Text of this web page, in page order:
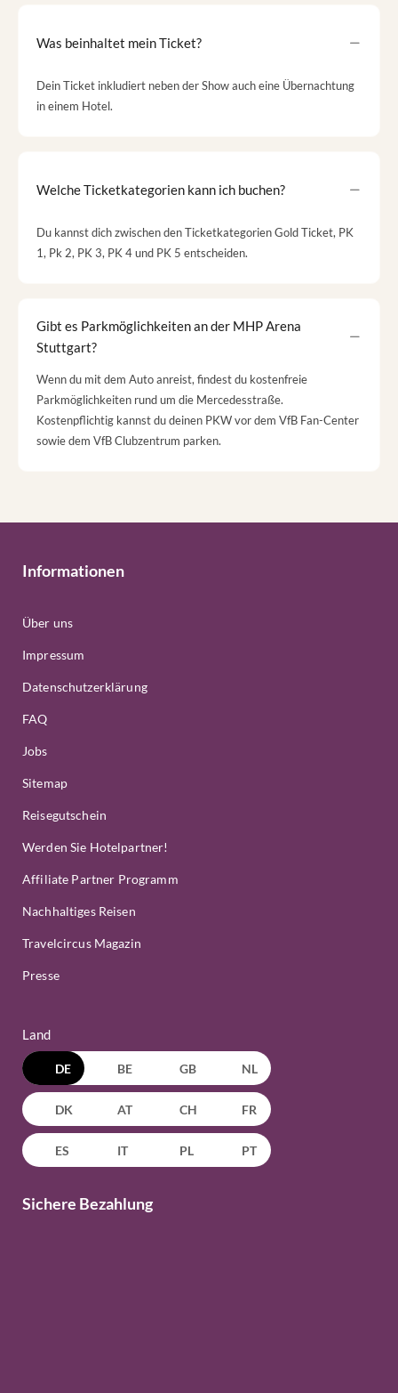
Was beinhaltet mein Ticket?
Dein Ticket inkludiert neben der Show auch eine Übernachtung
in einem Hotel.
Welche Ticketkategorien kann ich buchen?
Du kannst dich zwischen den Ticketkategorien Gold Ticket, PK
1, Pk 2, PK 3, PK 4 und PK 5 entscheiden.
Gibt es Parkmöglichkeiten an der MHP Arena
Stuttgart?
Wenn du mit dem Auto anreist, findest du kostenfreie
Parkmöglichkeiten rund um die Mercedesstraße.
Kostenpflichtig kannst du deinen PKW vor dem VfB Fan-Center
sowie dem VfB Clubzentrum parken.
Informationen
Über uns
Impressum
Datenschutzerklärung
FAQ
Jobs
Sitemap
Reisegutschein
Werden Sie Hotelpartner!
Affiliate Partner Programm
Nachhaltiges Reisen
Travelcircus Magazin
Presse
Land
DE BE GB NL
DK AT CH FR
ES IT PL PT
Sichere Bezahlung